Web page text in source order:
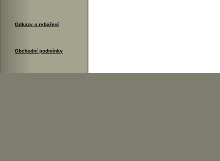
Odkazy o rybaření
Obchodní podmínky